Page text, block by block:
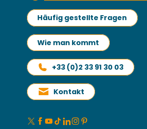
Häufig gestellte Fragen
Wie man kommt
+33 (0)2 33 91 30 03
Kontakt